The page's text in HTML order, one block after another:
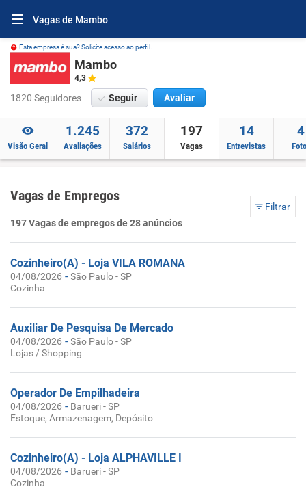
Vagas de Mambo
Esta empresa é sua? Solicite acesso ao perfil.
Mambo
4,3
1820 Seguidores Seguir Avaliar
Visão Geral
1.245
Avaliações
372
Salários
197
Vagas
14
Entrevistas
4
Vagas de Empregos
Filtrar
197 Vagas de empregos de 28 anúncios
Cozinheiro(A) - Loja VILA ROMANA
04/08/2026 -São Paulo - SP
Cozinha
Auxiliar De Pesquisa De Mercado
04/08/2026 -São Paulo - SP
Lojas / Shopping
Operador De Empilhadeira
04/08/2026 - Barueri - SP
Estoque, Armazenagem, Depósito
Cozinheiro(A) - Loja ALPHAVILLE I
04/08/2026 - Barueri - SP
Cozinha